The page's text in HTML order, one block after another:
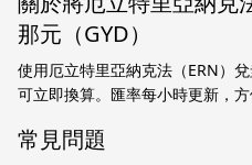
那元（GYD）
使用厄立特里亞納克法（ERN）
可立即換算。匯率每小時更新，方
常見問題